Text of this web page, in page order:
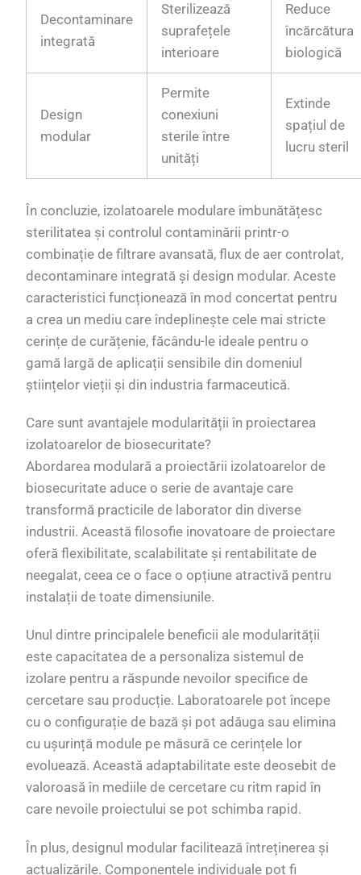
Decontaminare
integrată
Sterilizează
suprafețele
interioare
Reduce
încărcătura
biologică
Design
modular
Permite
conexiuni
sterile între
unități
Extinde
spațiul de
lucru steril
În concluzie, izolatoarele modulare îmbunătățesc
sterilitatea și controlul contaminării printr-o
combinație de filtrare avansată, flux de aer controlat,
decontaminare integrată și design modular. Aceste
caracteristici funcționează în mod concertat pentru
a crea un mediu care îndeplinește cele mai stricte
cerințe de curățenie, făcându-le ideale pentru o
gamă largă de aplicații sensibile din domeniul
științelor vieții și din industria farmaceutică.
Care sunt avantajele modularității în proiectarea
izolatoarelor de biosecuritate?
Abordarea modulară a proiectării izolatoarelor de
biosecuritate aduce o serie de avantaje care
transformă practicile de laborator din diverse
industrii. Această filosofie inovatoare de proiectare
oferă flexibilitate, scalabilitate și rentabilitate de
neegalat, ceea ce o face o opțiune atractivă pentru
instalații de toate dimensiunile.
Unul dintre principalele beneficii ale modularității
este capacitatea de a personaliza sistemul de
izolare pentru a răspunde nevoilor specifice de
cercetare sau producție. Laboratoarele pot începe
cu o configurație de bază și pot adăuga sau elimina
cu ușurință module pe măsură ce cerințele lor
evoluează. Această adaptabilitate este deosebit de
valoroasă în mediile de cercetare cu ritm rapid în
care nevoile proiectului se pot schimba rapid.
În plus, designul modular facilitează întreținerea și
actualizările. Componentele individuale pot fi